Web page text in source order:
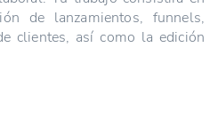
de lanzamientos, funnels,
clientes, así como la edición